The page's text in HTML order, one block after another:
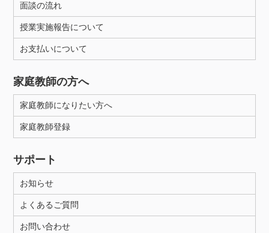
面談の流れ
授業実施報告について
お支払いについて
家庭教師の方へ
家庭教師になりたい方へ
家庭教師登録
サポート
お知らせ
よくあるご質問
お問い合わせ